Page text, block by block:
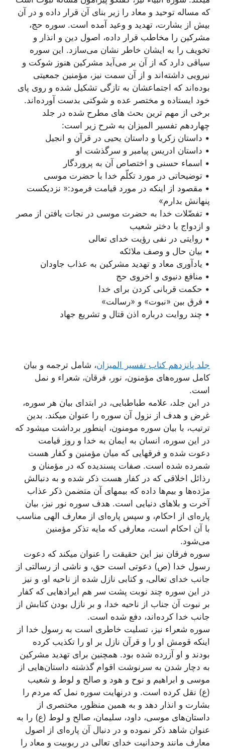
كه مساله توحيد و معاد را زير بناى آن قرار داده و در آن
بیش از بشارت، تهدید و وعید آمده است. سوره حج،
مشركين را مخاطب قرار داده، اصول دين و انذار و
تخويف را به ايشان خاطر نشان مى‌سازد. اين سوره
سياقى دارد كه از آن بر مى‌آيد مشركين هنوز شوكت و
نيرويى داشته‌اند و از آن سمت نیز، مؤمنین جمعیتی
بوده‌اند که اجتماعشان به تازگی تشکیل شده و روی پای
خود ایستاده و مختصر عده و شوکتی بدست آورده‌اند.
برخی از مهم ترین بحث های مطرح شده در جلد
چهاردهم تفسیر المیزان به شرح زیر است:
• داستان زکریا و داستان یحیی در قرآن و انجیل
• داستان ادریس پیامبر و سرگذشت او
• اسماء حسنی و اختصاص آن به پروردگار
• توضیحاتی در مورد تکلّم خدا با حضرت موسی
• مقصود از اینکه در مورد قیامت فرمود:« نزدیکست
پنهانش بدارم»
• تفضّلات خدا به حضرت موسی در نجات یافتن از مصر
و ازدواج با دختر شعیب
• روایتی در نفی رؤیت خدای تعالی
• بیان حال و وصف ملائکه
• یادآوری معاد و تهدید مشرکین به عذاب جاودان
• منافع دنیوی و اخروی حج
• حکمت قربانی کردن برای خدا
• فرق بین «نبوت» و «رسالت»
• چند روایت درباره اذن قتال و تشریع جهاد
جلد پانزدهم کتاب تفسیر المیزان، شامل ترجمه و بیان
کامل سوره‌های مؤمنون، نور، فرقان، شعراء و نمل
است.
در این جلد، علامه طباطبایی، در ابتدای بیان هر سوره،
غرض و هدف از نزول آن سوره را عنوان میکند. بدین
ترتیب، با بیان سوره مومنون، اینطور برداشت میشود که
در این سوره، انسان به ايمان به خدا و روز قيامت
دعوت شده و فرقهايى كه ميان مؤمنين و كفار هست
شمرده شده است. صفات پسنديده كه در مؤمنان و
رذائل اخلاقى كه در كفار هست ذكر شده و به دنبالش
مژده‌ها و بيم‌ها داده كه بيمهاى آن متضمن ذكر عذاب
آخرت و بلاهاى دنيايى است. هدف سوره نور نیز، بيان
پاره‌اى از احكام، و سپس پاره‌اى از معارف الهى مناسب
با آن احكام است، معارفى كه مايه تذكر مؤمنين
مى‌شود.
سوره فرقان نیز این حقیقت را عنوان میکند که دعوت
رسول خدا (ص) دعوتى است حق، و ناشى از رسالتى از
جانب خداى تعالى، و كتابى نازل شده از ناحيه او، و نيز
در اين سوره چند نوبت پشت سر هم ايرادهايى كه كفار
بر نبوت آن جناب از ناحيه خدا، و بر نازل بودن كتابش از
جانب خدا كرده‌اند، دفع شده است.
سوره شعراء نیز، تسلیت خاطری است به رسول خدا از
اینکه قومش او را و قرآن نازل بر او را تكذيب كرده
بودند و او آزرده شده بود. همچنین برای تهدید مشركين
به دچار شدن به سرنوشت اقوام گذشته داستان‌هایی از
موسى و ابراهيم و نوح و هود و صالح و لوط و شعيب
(ع) نقل كرده است. و درنهایت سوره نمل که مردم را
بشارت و انذار دهد و به همين منظور، مختصرى از
داستان‌هاى موسى، داود، سليمان، صالح و لوط (ع) را به
عنوان شاهد ذكر نموده و در دنبال آن پاره‌اى از اصول
معارف مانند وحدانيت خداى تعالى در ربوبيت و معاد را